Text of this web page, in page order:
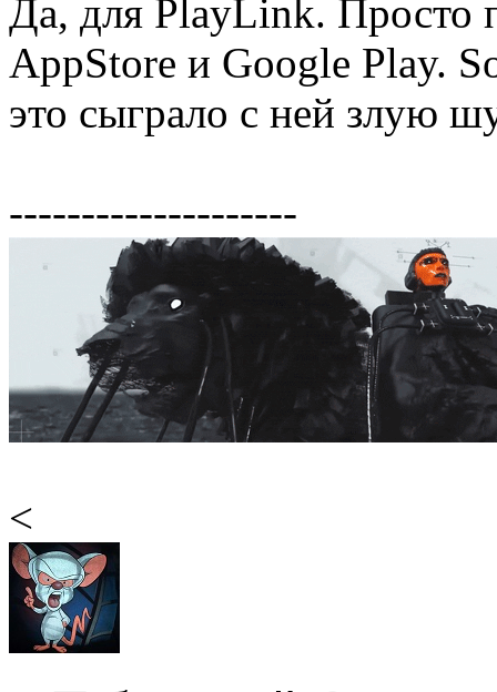
Да, для PlayLink. Просто
AppStore и Google Play.
это сыграло с ней злую
--------------------
<